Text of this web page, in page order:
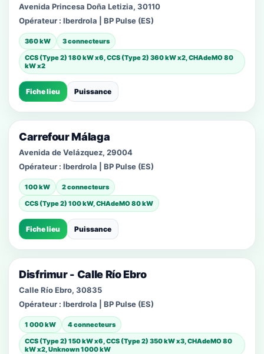
Avenida Princesa Doña Letizia, 30110
Opérateur : Iberdrola | BP Pulse (ES)
360 kW
3 connecteurs
CCS (Type 2) 180 kW x6, CCS (Type 2) 360 kW x2, CHAdeMO 80
kW x2
Fiche lieu Puissance
Carrefour Málaga
Avenida de Velázquez, 29004
Opérateur : Iberdrola | BP Pulse (ES)
100 kW
2 connecteurs
CCS (Type 2) 100 kW, CHAdeMO 80 kW
Fiche lieu Puissance
Disfrimur - Calle Río Ebro
Calle Río Ebro, 30835
Opérateur : Iberdrola | BP Pulse (ES)
1 000 kW
4 connecteurs
CCS (Type 2) 150 kW x6, CCS (Type 2) 350 kW x3, CHAdeMO 80
kW x2, Unknown 1000 kW